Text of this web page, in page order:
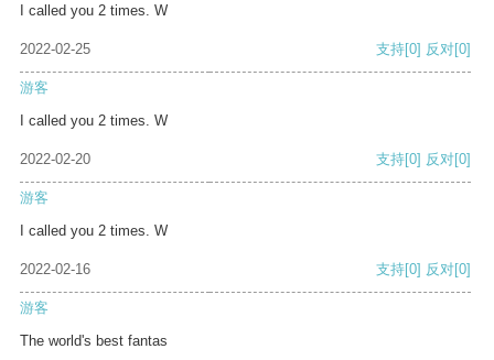
I called you 2 times. W
2022-02-25 支持[0] 反对[0]
游客
I called you 2 times. W
2022-02-20 支持[0] 反对[0]
游客
I called you 2 times. W
2022-02-16 支持[0] 反对[0]
游客
The world's best fantas